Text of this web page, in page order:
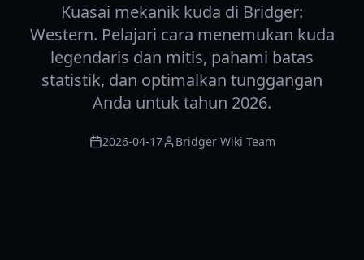
Kuasai mekanik kuda di Bridger:
Western. Pelajari cara menemukan kuda
legendaris dan mitis, pahami batas
statistik, dan optimalkan tunggangan
Anda untuk tahun 2026.
2026-04-17 Bridger Wiki Team